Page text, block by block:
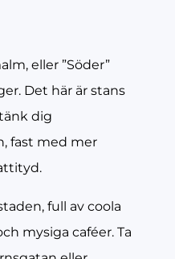
eller ”Söder”
Det här är stans
dig
fast med mer
full av coola
mysiga caféer. Ta